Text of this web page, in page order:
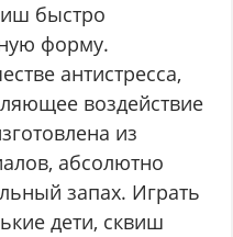
быстро
форму.
антистресса,
воздействие
из
абсолютно
запах. Играть
дети, сквиш